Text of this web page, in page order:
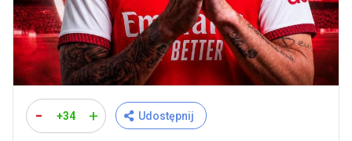
- +34 + Udostępnij